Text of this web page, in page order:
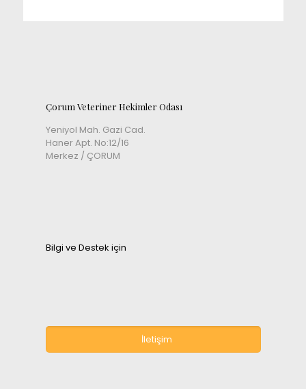
Çorum Veteriner Hekimler Odası
Yeniyol Mah. Gazi Cad.
Haner Apt. No:12/16
Merkez / ÇORUM
Bilgi ve Destek için
İletişim